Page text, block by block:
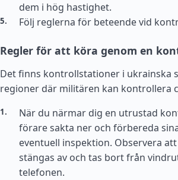
dem i hög hastighet.
Följ reglerna för beteende vid
Regler för att köra genom en
Det finns kontrollstationer i ukrainska
regioner där militären kan kontrollera
När du närmar dig en utrustad
förare sakta ner och förbereda
eventuell inspektion. Observera
stängas av och tas bort från
telefonen.